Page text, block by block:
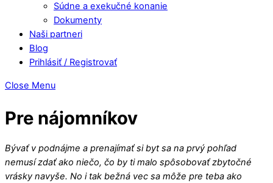
Súdne a exekučné konanie
Dokumenty
Naši partneri
Blog
Prihlásiť / Registrovať
Close Menu
Pre nájomníkov
Bývať v podnájme a prenajímať si byt sa na prvý pohľad
nemusí zdať ako niečo, čo by ti malo spôsobovať zbytočné
vrásky navyše. No i tak bežná vec sa môže pre teba ako